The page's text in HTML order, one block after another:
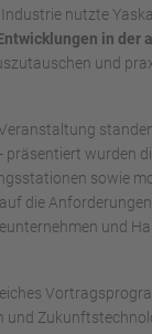
nutzte
in der
und
- präsentiert wurden
sowie
die
und
und